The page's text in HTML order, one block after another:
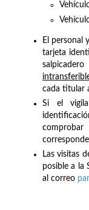
El personal
tarjeta
cada titular
Si el
Las visitas
posible a la
al correo